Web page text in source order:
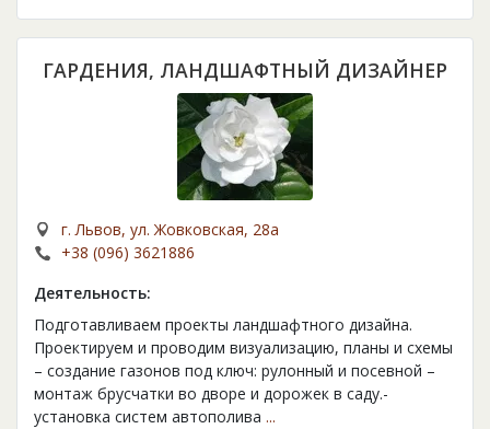
ГАРДЕНИЯ, ЛАНДШАФТНЫЙ ДИЗАЙНЕР
г. Львов, ул. Жовковская, 28а
+38 (096) 3621886
Деятельность:
Подготавливаем проекты ландшафтного дизайна.
Проектируем и проводим визуализацию, планы и схемы
– создание газонов под ключ: рулонный и посевной –
монтаж брусчатки во дворе и дорожек в саду.-
установка систем автополива ...